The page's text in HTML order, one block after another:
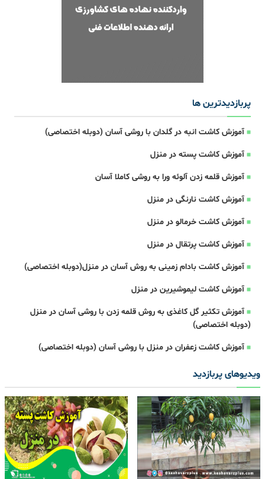
پربازدیدترین ها
آموزش کاشت انبه در گلدان با روشی آسان (دوبله اختصاصی)
آموزش کاشت پسته در منزل
آموزش قلمه زدن آلوئه ورا به روشی کاملا آسان
آموزش کاشت نارنگی در منزل
آموزش کاشت خرمالو در منزل
آموزش کاشت پرتقال در منزل
آموزش کاشت بادام زمینی به روش آسان در منزل(دوبله اختصاصی)
آموزش کاشت لیموشیرین در منزل
آموزش تکثیر گل کاغذی به روش قلمه زدن با روشی آسان در منزل
(دوبله اختصاصی)
آموزش کاشت زعفران در منزل با روشی آسان (دوبله اختصاصی)
ویدیوهای پربازدید